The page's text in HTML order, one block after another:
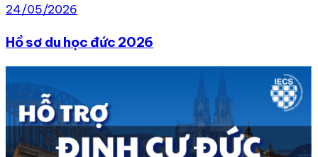
24/05/2026
Hồ sơ du học đức 2026